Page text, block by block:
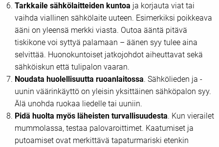
Tarkkaile sähkölaitteiden kuntoa ja korjauta viat tai
vaihda viallinen sähkölaite uuteen. Esimerkiksi poikkeava
ääni on yleensä merkki viasta. Outoa ääntä pitävä
tiskikone voi syttyä palamaan – äänen syy tulee aina
selvittää. Huonokuntoiset jatkojohdot aiheuttavat sekä
sähköiskun että tulipalon vaaran.
Noudata huolellisuutta ruoanlaitossa. Sähkölieden ja -
uunin väärinkäyttö on yleisin yksittäinen sähköpalon syy.
Älä unohda ruokaa liedelle tai uuniin.
Pidä huolta myös läheisten turvallisuudesta. Kun vierailet
mummolassa, testaa palovaroittimet. Kaatumiset ja
putoamiset ovat merkittävä tapaturmariski etenkin